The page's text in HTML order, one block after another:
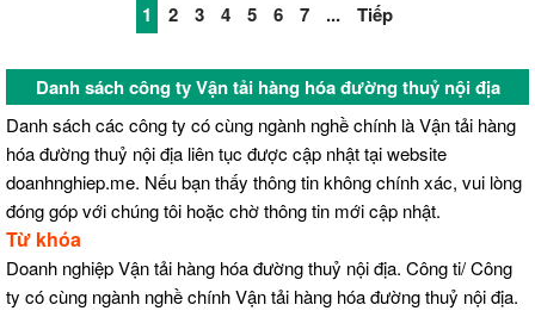
1 2 3 4 5 6 7 ... Tiếp
Danh sách công ty Vận tải hàng hóa đường thuỷ nội địa
Danh sách các công ty có cùng ngành nghề chính là Vận tải hàng
hóa đường thuỷ nội địa liên tục được cập nhật tại website
doanhnghiep.me. Nếu bạn thấy thông tin không chính xác, vui lòng
đóng góp với chúng tôi hoặc chờ thông tin mới cập nhật.
Từ khóa
Doanh nghiệp Vận tải hàng hóa đường thuỷ nội địa. Công ti/ Công
ty có cùng ngành nghề chính Vận tải hàng hóa đường thuỷ nội địa.